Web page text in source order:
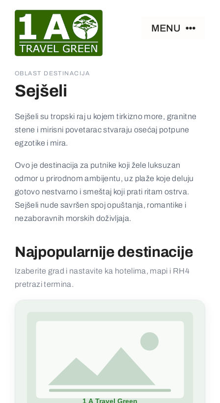
content
MENU
Smeštaj
Zanimljivosti
Paket aranžmani
Ostalo
OBLAST DESTINACIJA
Sejšeli
Sejšeli su tropski raj u kojem tirkizno more, granitne
stene i mirisni povetarac stvaraju osećaj potpune
egzotike i mira.
Ovo je destinacija za putnike koji žele luksuzan
odmor u prirodnom ambijentu, uz plaže koje deluju
gotovo nestvarno i smeštaj koji prati ritam ostrva.
Sejšeli nude savršen spoj opuštanja, romantike i
nezaboravnih morskih doživljaja.
Najpopularnije destinacije
Izaberite grad i nastavite ka hotelima, mapi i RH4
pretrazi termina.